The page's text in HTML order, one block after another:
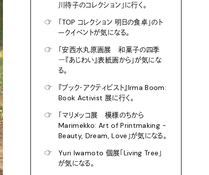
川待子のコレクション」に行く。
☞
「TOP コレクション 明日の食卓」のト
ークイベントが気になる。
☞
「安西水丸原画展 和菓子の四季
―『あじわい』表紙画から」が気にな
る。
☞
『ブック・アクティビスト』Irma Boom:
Book Activist 展に行く。
☞
「マリメッコ展 模様のちから
Marimekko: Art of Printmaking -
Beauty, Dream, Love」が気になる。
☞
Yuri Iwamoto 個展「Living Tree」
が気になる。